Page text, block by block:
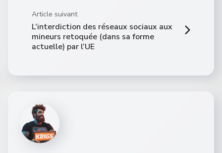
Article suivant
L’interdiction des réseaux sociaux aux
mineurs retoquée (dans sa forme
actuelle) par l’UE